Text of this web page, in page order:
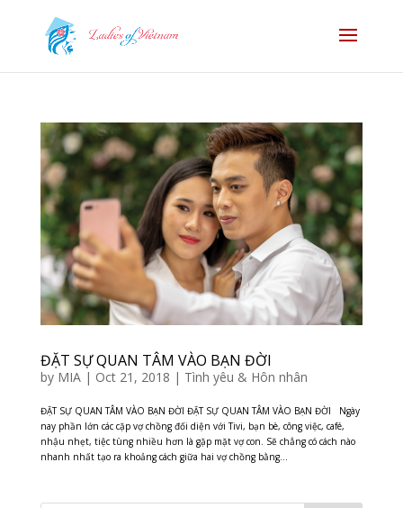
ĐẶT SỰ QUAN TÂM VÀO BẠN ĐỜI
by MIA| Oct 21, 2018 | Tình yêu & Hôn nhân
ĐẶT SỰ QUAN TÂM VÀO BẠN ĐỜI ĐẶT SỰ QUAN TÂM VÀO BẠN ĐỜI Ngày
nay phần lớn các cặp vợ chồng đối diện với Tivi, bạn bè, công việc, café,
nhậu nhẹt, tiệc tùng nhiều hơn là gặp mặt vợ con. Sẽ chẳng có cách nào
nhanh nhất tạo ra khoảng cách giữa hai vợ chồng bằng...